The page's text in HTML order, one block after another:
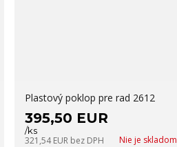
Plastový poklop pre rad 2612
395,50 EUR
/ks
321,54 EUR bez DPH Nie je skladom